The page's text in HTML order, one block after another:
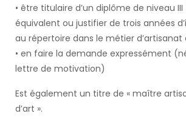
• être titulaire d’un diplôme de niveau
équivalent ou justifier de trois années
au répertoire dans le métier d’artisanat
• en faire la demande expressément
lettre de motivation)
Est également un titre de « maître
d’art ».